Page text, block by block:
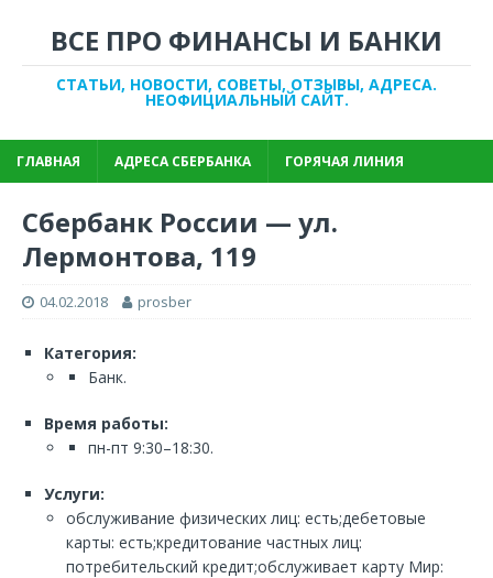
ВСЕ ПРО ФИНАНСЫ И БАНКИ
СТАТЬИ, НОВОСТИ, СОВЕТЫ, ОТЗЫВЫ, АДРЕСА.
НЕОФИЦИАЛЬНЫЙ САЙТ.
ГЛАВНАЯ АДРЕСА СБЕРБАНКА ГОРЯЧАЯ ЛИНИЯ
Сбербанк России — ул.
Лермонтова, 119
04.02.2018 prosber
Категория:
Банк.
Время работы:
пн-пт 9:30–18:30.
Услуги:
обслуживание физических лиц: есть;дебетовые
карты: есть;кредитование частных лиц:
потребительский кредит;обслуживает карту Мир: